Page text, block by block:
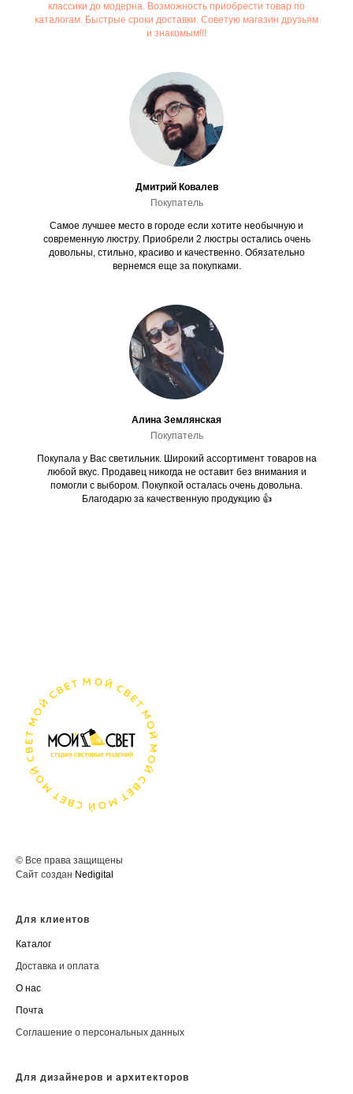
классики до модерна. Возможность приобрести товар по
каталогам. Быстрые сроки доставки. Советую магазин друзьям
и знакомым!!!
Дмитрий Ковалев
Покупатель
Самое лучшее место в городе если хотите необычную и
современную люстру. Приобрели 2 люстры остались очень
довольны, стильно, красиво и качественно. Обязательно
вернемся еще за покупками.
Алина Землянская
Покупатель
Покупала у Вас светильник. Широкий ассортимент товаров на
любой вкус. Продавец никогда не оставит без внимания и
помогли с выбором. Покупкой осталась очень довольна.
Благодарю за качественную продукцию 👍
© Все права защищены
Сайт создан Nedigital
Для клиентов
Каталог
Доставка и оплата
О нас
Почта
Соглашение о персональных данных
Для дизайнеров и архитекторов